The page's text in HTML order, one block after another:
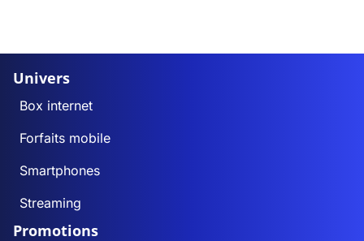
Univers
Box internet
Forfaits mobile
Smartphones
Streaming
Promotions